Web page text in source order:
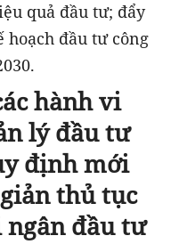
quả đầu tư; đẩy
đầu tư công
hành vi
lý đầu tư
định mới
thủ tục
ngân đầu tư